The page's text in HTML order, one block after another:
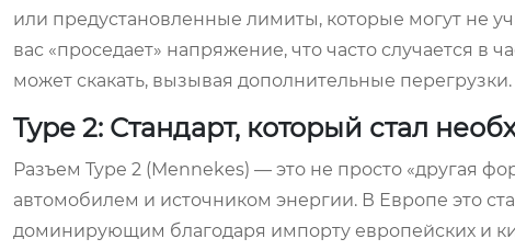
или предустановленные лимиты, которые могут не
вас «проседает» напряжение, что часто случается в
может скакать, вызывая дополнительные перегрузки.
Type 2: Стандарт, который стал
Разъем Type 2 (Mennekes) — это не просто «другая
автомобилем и источником энергии. В Европе это
доминирующим благодаря импорту европейских и